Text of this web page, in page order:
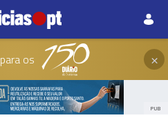
para os ×
PUB